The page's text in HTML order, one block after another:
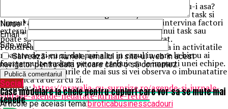
Desi cu totii am vrea, lucrurile se mai pot schima, nu-i asa?
Desi tu stii ca ti-ai notat in agende si jurnale fiecare task si
timpul alocat pentru fiecare, este posibil sa intervina factori
externi care sa amane rezolvarea in timp a unui task sau
poate sa intervina un lucru urgent de rezolvat.
Folosirea jurnalelor si agendelor este necesara in activitatile
noastre de zi cu zi, dar mai ales in cazul in care la birou ai
foarte multe taskuri pe care trebuie sa le imparti unei echipe.
Tine cont de sfaturile de mai sus si vei observa o imbunatatire
in munca ta de zi cu zi.
Resursa:https://pravalia-cu-surprize.ro/agende-si-jurnale-
vintage-agende-nedatate-jurnale-retro/
Articole pe aceiasi tema:biroticabusinesscadouri
Nume*
Email*
Site web
Salvează-mi numele, emailul și site-ul web în acest
navigator pentru data viitoare când o să comentez.
Social
Case modulare la cheie pentru cupluri care vor sa se mute mai
repede